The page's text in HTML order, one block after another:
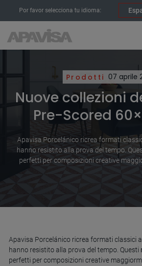
Por favor selecciona tu idioma:
Prodotti 07 aprile
Nuove collezioni
Pre-Scored
Apavisa Porcelánico ricrea formati
hanno resistito alla prova del tempo.
perfetti per composizioni creative
Apavisa Porcelánico ricrea formati classici
hanno resistito alla prova del tempo. Questi
perfetti per composizioni creative